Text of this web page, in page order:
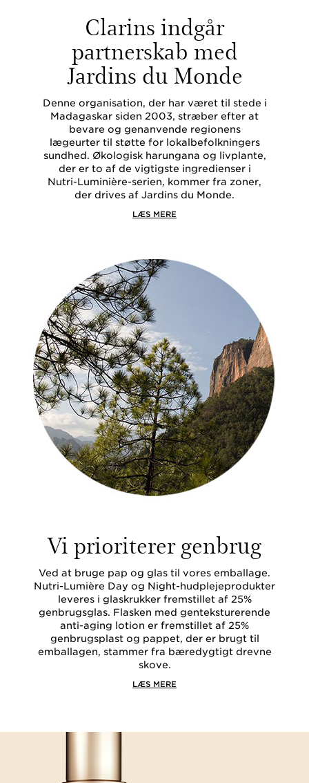
Clarins indgår
partnerskab med
Jardins du Monde
Denne organisation, der har været til stede i
Madagaskar siden 2003, stræber efter at
bevare og genanvende regionens
lægeurter til støtte for lokalbefolkningers
sundhed. Økologisk harungana og livplante,
der er to af de vigtigste ingredienser i
Nutri-Luminière-serien, kommer fra zoner,
der drives af Jardins du Monde.
LÆS MERE
Vi prioriterer genbrug
Ved at bruge pap og glas til vores emballage.
Nutri-Lumière Day og Night-hudplejeprodukter
leveres i glaskrukker fremstillet af 25%
genbrugsglas. Flasken med genteksturerende
anti-aging lotion er fremstillet af 25%
genbrugsplast og pappet, der er brugt til
emballagen, stammer fra bæredygtigt drevne
skove.
LÆS MERE